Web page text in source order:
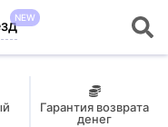
NEW
Гарантия возврата
денег